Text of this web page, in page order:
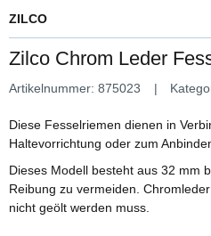
ZILCO
Zilco Chrom Leder
Artikelnummer: 875023
Diese Fesselriemen dienen in
Haltevorrichtung oder zum
Dieses Modell besteht aus 32 mm
Reibung zu vermeiden.
nicht geölt werden muss.